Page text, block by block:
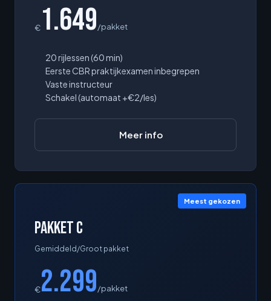
€ 1.649/pakket
20 rijlessen (60 min)
Eerste CBR praktijkexamen inbegrepen
Vaste instructeur
Schakel (automaat +€2/les)
Meer info
Meest gekozen
Pakket C
Gemiddeld/Groot pakket
€2.299/pakket